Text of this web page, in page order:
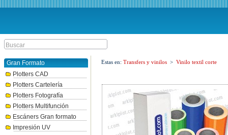
Gran Formato
Plotters CAD
Plotters Cartelería
Plotters Fotografía
Plotters Multifunción
Escáners Gran formato
Impresión UV
Estas en: Transfers y vinilos > Vinilo textil corte